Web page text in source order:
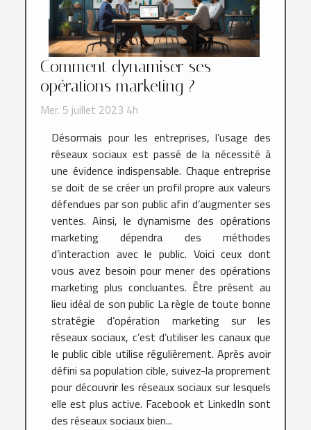
Comment dynamiser ses
opérations marketing ?
Mer. 5 juillet 2023 4h
Désormais pour les entreprises, l’usage des
réseaux sociaux est passé de la nécessité à
une évidence indispensable. Chaque entreprise
se doit de se créer un profil propre aux valeurs
défendues par son public afin d’augmenter ses
ventes. Ainsi, le dynamisme des opérations
marketing dépendra des méthodes
d’interaction avec le public. Voici ceux dont
vous avez besoin pour mener des opérations
marketing plus concluantes. Être présent au
lieu idéal de son public La règle de toute bonne
stratégie d’opération marketing sur les
réseaux sociaux, c’est d’utiliser les canaux que
le public cible utilise régulièrement. Après avoir
défini sa population cible, suivez-la proprement
pour découvrir les réseaux sociaux sur lesquels
elle est plus active. Facebook et LinkedIn sont
des réseaux sociaux bien...